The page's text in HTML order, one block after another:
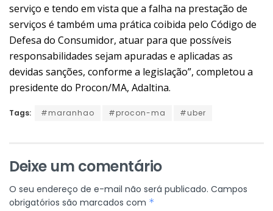
serviço e tendo em vista que a falha na prestação de
serviços é também uma prática coibida pelo Código de
Defesa do Consumidor, atuar para que possíveis
responsabilidades sejam apuradas e aplicadas as
devidas sanções, conforme a legislação”, completou a
presidente do Procon/MA, Adaltina.
Tags: #maranhao #procon-ma #uber
Deixe um comentário
O seu endereço de e-mail não será publicado. Campos
obrigatórios são marcados com *